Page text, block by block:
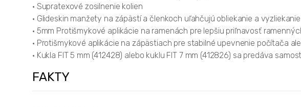
• Supratexové zosilnenie kolien
• Glideskin manžety na zápästí a členkoch uľahčujú obliekanie a
• 5mm Protišmykové aplikácie na ramenách pre lepšiu priľnavosť
• Protišmykové aplikácie na zápästiach pre stabilné upevnenie počítača
• Kukla FIT 5 mm (412428) alebo kuklu FIT 7 mm (412826) sa predáva
FAKTY